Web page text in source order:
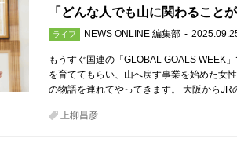
「どんな人でも山に関わること
ライフ NEWS ONLINE 編集部
もうすぐ国連の「GLOBAL GOALS WEEK
を育ててもらい、山へ戻す事業を始めた女
の物語を連れてやってきます。 大阪から
上柳昌彦